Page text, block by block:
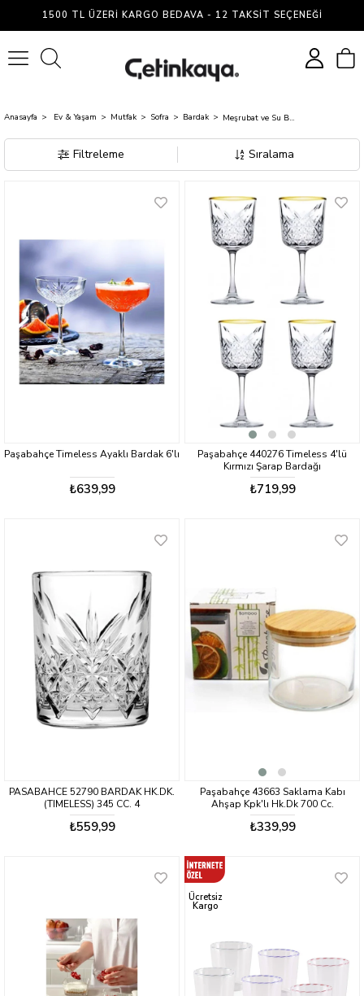
1500 TL ÜZERI KARGO BEDAVA - 12 TAKSIT SEÇENEĞI
Anasayfa Ev & Yaşam Mutfak Sofra Bardak Meşrubat ve Su Bardakları
Filtreleme Sıralama
Paşabahçe Timeless Ayaklı Bardak 6'lı
₺639,99
Paşabahçe 440276 Timeless 4'lü
Kırmızı Şarap Bardağı
₺719,99
PASABAHCE 52790 BARDAK HK.DK.
(TIMELESS) 345 CC. 4
₺559,99
Paşabahçe 43663 Saklama Kabı
Ahşap Kpk'lı Hk.Dk 700 Cc.
₺339,99
Ücretsiz
Kargo
Meşrubat
Su